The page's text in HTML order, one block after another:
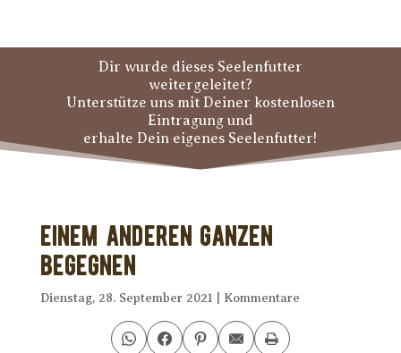
Dir wurde dieses Seelenfutter
weitergeleitet?
Unterstütze uns mit Deiner kostenlosen
Eintragung und
erhalte Dein eigenes Seelenfutter!
Einem anderen Ganzen
begegnen
Dienstag, 28. September 2021 Kommentare